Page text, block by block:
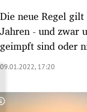
Untermenü
Untermenü
Die neue Regel
Jahren - und zwar
geimpft sind oder
09.01.2022, 17:20
Copyright-Hinweis